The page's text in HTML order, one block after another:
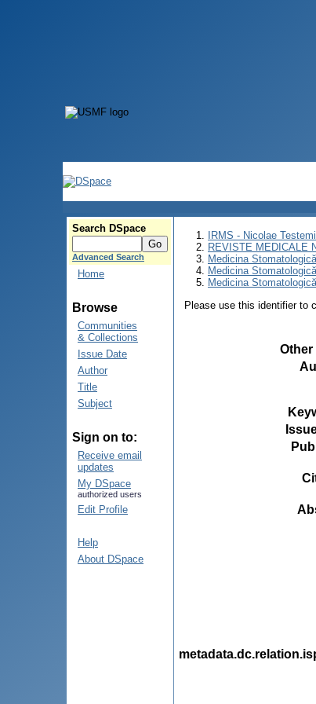
Search DSpace
Advanced Search
Home
Browse
Communities
& Collections
Issue Date
Author
Title
Subject
Sign on to:
Receive email
updates
My DSpace
authorized users
Edit Profile
Help
About DSpace
IRMS - Nicolae
REVISTE MEDICALE
Medicina Stomatologică
Medicina
Medicina
Please use this identifier to
Other